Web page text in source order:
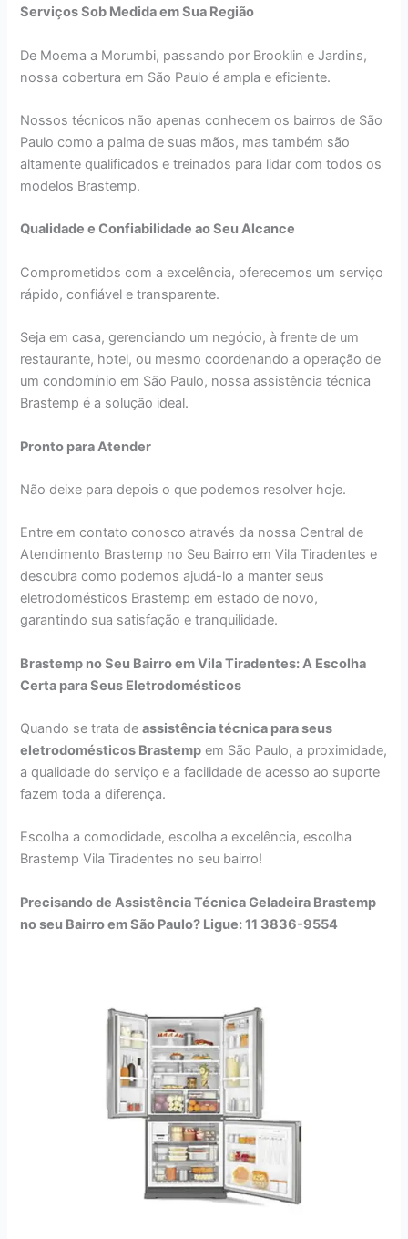
Serviços Sob Medida em Sua Região
De Moema a Morumbi, passando por Brooklin e Jardins,
nossa cobertura em São Paulo é ampla e eficiente.
Nossos técnicos não apenas conhecem os bairros de São
Paulo como a palma de suas mãos, mas também são
altamente qualificados e treinados para lidar com todos os
modelos Brastemp.
Qualidade e Confiabilidade ao Seu Alcance
Comprometidos com a excelência, oferecemos um serviço
rápido, confiável e transparente.
Seja em casa, gerenciando um negócio, à frente de um
restaurante, hotel, ou mesmo coordenando a operação de
um condomínio em São Paulo, nossa assistência técnica
Brastemp é a solução ideal.
Pronto para Atender
Não deixe para depois o que podemos resolver hoje.
Entre em contato conosco através da nossa Central de
Atendimento Brastemp no Seu Bairro em Vila Tiradentes e
descubra como podemos ajudá-lo a manter seus
eletrodomésticos Brastemp em estado de novo,
garantindo sua satisfação e tranquilidade.
Brastemp no Seu Bairro em Vila Tiradentes: A Escolha
Certa para Seus Eletrodomésticos
Quando se trata deassistência técnica para seus
eletrodomésticos Brastemp em São Paulo, a proximidade,
a qualidade do serviço e a facilidade de acesso ao suporte
fazem toda a diferença.
Escolha a comodidade, escolha a excelência, escolha
Brastemp Vila Tiradentes no seu bairro!
Precisando de Assistência Técnica Geladeira Brastemp
no seu Bairro em São Paulo? Ligue: 11 3836-9554